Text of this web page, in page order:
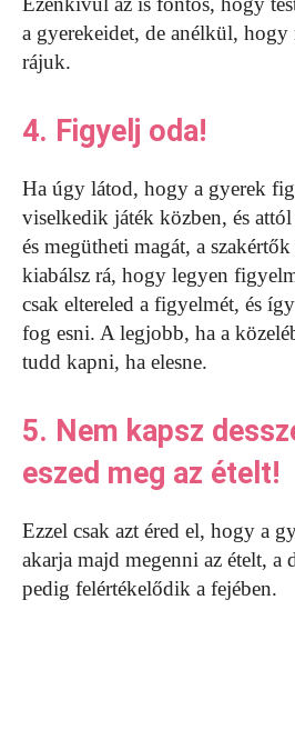
a gyerekeidet, de anélkül, hogy
rájuk.
4. Figyelj oda!
Ha úgy látod, hogy a gyerek
viselkedik játék közben, és attól
és megütheti magát, a
kiabálsz rá, hogy legyen
csak eltereled a figyelmét, és
fog esni. A legjobb, ha a
tudd kapni, ha elesne.
5. Nem kapsz
eszed meg az ételt!
Ezzel csak azt éred el, hogy a
akarja majd megenni az ételt, a
pedig felértékelődik a fejében.